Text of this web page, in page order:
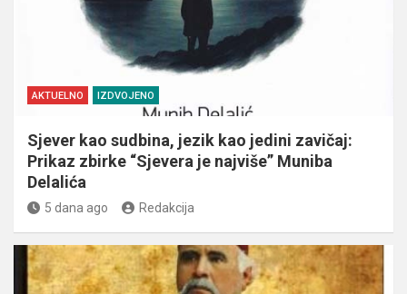
AKTUELNO IZDVOJENO
Sjever kao sudbina, jezik kao jedini zavičaj:
Prikaz zbirke “Sjevera je najviše” Muniba
Delalića
5 dana ago Redakcija